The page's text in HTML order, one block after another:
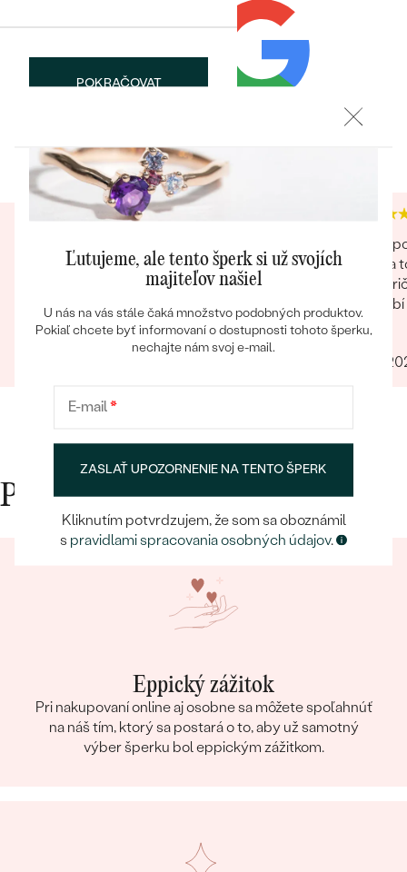
Bestsellery
POKRAČOVAT
ULOŽIŤ
4.9 4.9
obchodu. Som rád, že ešte aj v dnešnej dobe
takíto predajcovia existujú. Nayvše, prsteň sa
manželke veľmi páči a v budúcnosti tu určite
radi znovu nakúpime :)
Prečo nakupovať v Eppi
Eppický zážitok
Pri nakupovaní online aj osobne sa môžete spoľahnúť
na náš tím, ktorý sa postará o to, aby už samotný
výber šperku bol eppickým zážitkom.
Ľutujeme, ale tento šperk si už svojích
majiteľov našiel
U nás na vás stále čaká množstvo podobných produktov.
Pokiaľ chcete byť informovaní o dostupnosti tohoto šperku,
nechajte nám svoj e-mail.
E-mail*
ZASLAŤ UPOZORNENIE NA TENTO ŠPERK
Kliknutím potvrdzujem, že som sa oboznámil
s pravidlami spracovania osobných údajov.